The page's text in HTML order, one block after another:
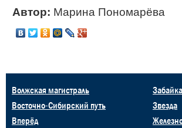
Автор: Марина Пономарёва
Волжская магистраль
Восточно-Сибирский путь
Вперёд
Звезда